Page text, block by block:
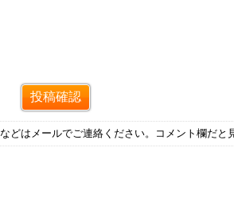
はメールでご連絡ください。コメント欄だと